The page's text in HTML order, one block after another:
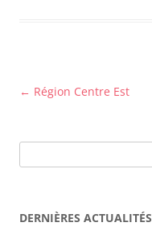
Navigation
← Région Centre Est
DERNIÈRES ACTUALITÉS